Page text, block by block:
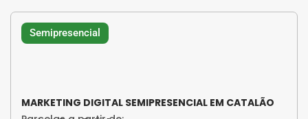
Semipresencial
MARKETING DIGITAL SEMIPRESENCIAL EM CATALÃO